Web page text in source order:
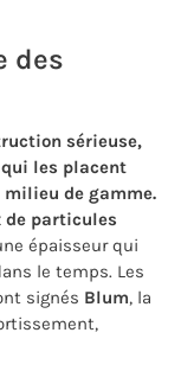
des
sérieuse,
les placent
milieu de gamme.
de particules
épaisseur qui
le temps. Les
signés Blum, la